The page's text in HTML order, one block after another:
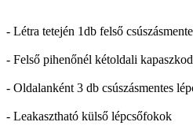
- Létra tetején 1db felső
- Felső pihenőnél kétoldali
- Oldalanként 3 db csúszásmentes
- Leakasztható külső lépcsőfokok